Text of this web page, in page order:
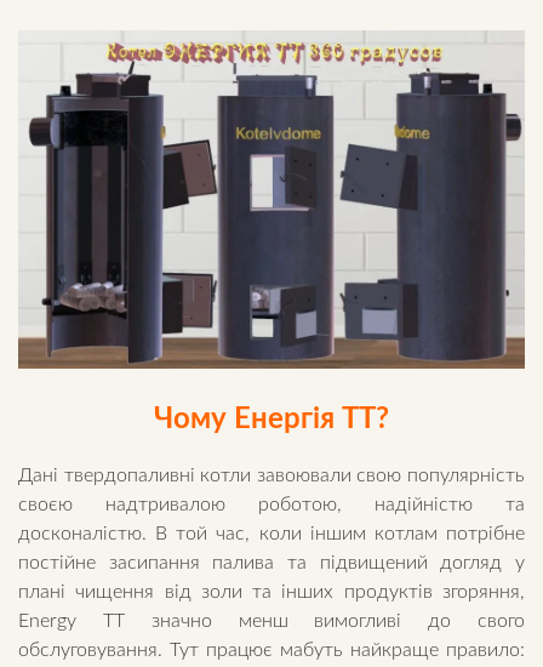
Чому Енергія ТТ?
Дані твердопаливні котли завоювали свою популярність
своєю надтривалою роботою, надійністю та
досконалістю. В той час, коли іншим котлам потрібне
постійне засипання палива та підвищений догляд у
плані чищення від золи та інших продуктів згоряння,
Energy TT значно менш вимогливі до свого
обслуговування. Тут працює мабуть найкраще правило: